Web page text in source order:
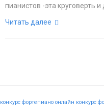
пианистов -эта круговерть
Читать далее
конкурс фортепиано онлайн конкурс